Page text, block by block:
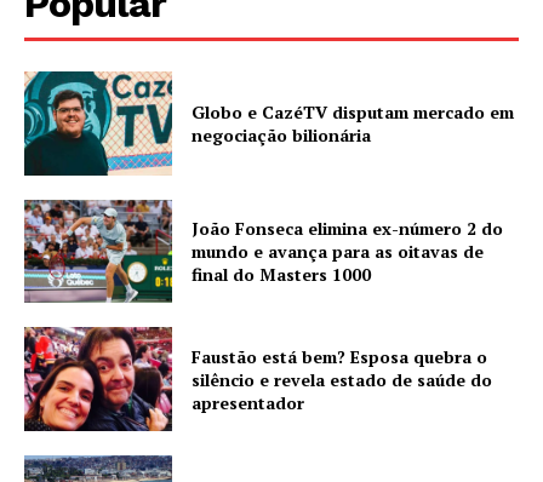
Globo e CazéTV disputam mercado em
negociação bilionária
João Fonseca elimina ex-número 2 do
mundo e avança para as oitavas de
final do Masters 1000
Faustão está bem? Esposa quebra o
silêncio e revela estado de saúde do
apresentador